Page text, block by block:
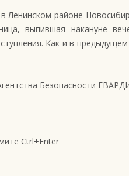
Ленинском районе
выпившая накануне
Как и в
Безопасности
Ctrl+Enter